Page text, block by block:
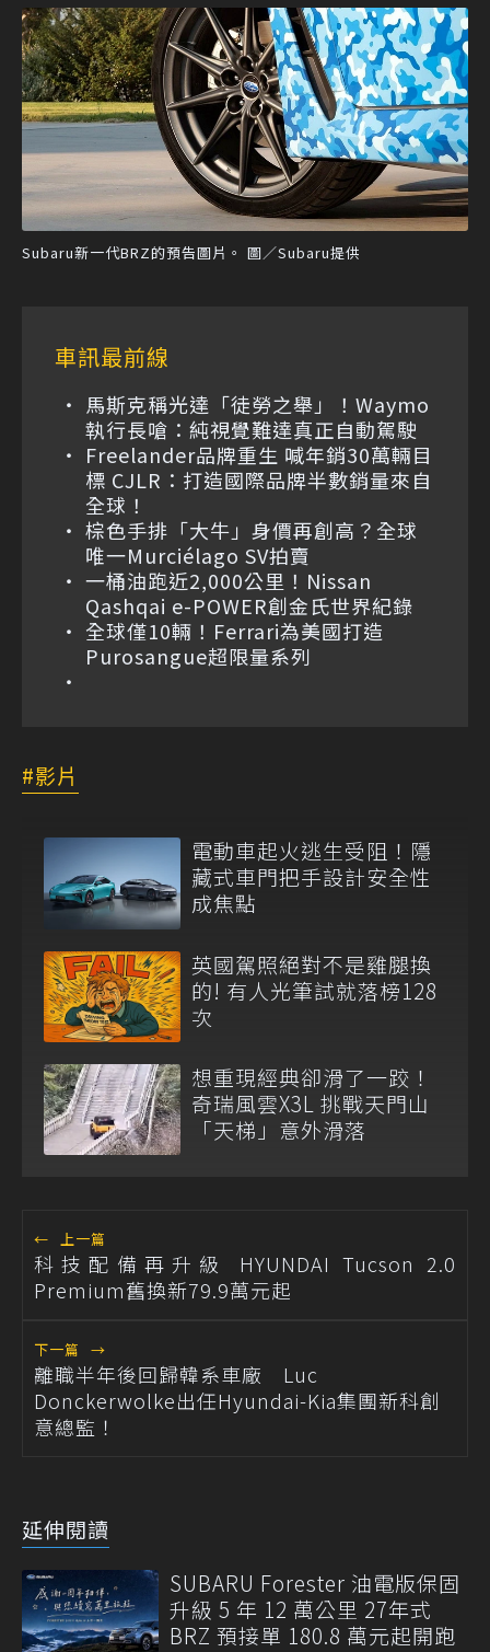
Subaru新一代BRZ的預告圖片。 圖／Subaru提供
車訊最前線
馬斯克稱光達「徒勞之舉」！Waymo
執行長嗆：純視覺難達真正自動駕駛
Freelander品牌重生 喊年銷30萬輛目
標 CJLR：打造國際品牌半數銷量來自
全球！
棕色手排「大牛」身價再創高？全球
唯一Murciélago SV拍賣
一桶油跑近2,000公里！Nissan
Qashqai e-POWER創金氏世界紀錄
全球僅10輛！Ferrari為美國打造
Purosangue超限量系列
影片
電動車起火逃生受阻！隱
藏式車門把手設計安全性
成焦點
英國駕照絕對不是雞腿換
的! 有人光筆試就落榜128
次
想重現經典卻滑了一跤！
奇瑞風雲X3L 挑戰天門山
「天梯」意外滑落
← 上一篇
科技配備再升級 HYUNDAI Tucson 2.0
Premium舊換新79.9萬元起
下一篇 →
離職半年後回歸韓系車廠 Luc
Donckerwolke出任Hyundai-Kia集團新科創
意總監！
延伸閱讀
SUBARU Forester 油電版保固
升級 5 年 12 萬公里 27年式
BRZ 預接單 180.8 萬元起開跑